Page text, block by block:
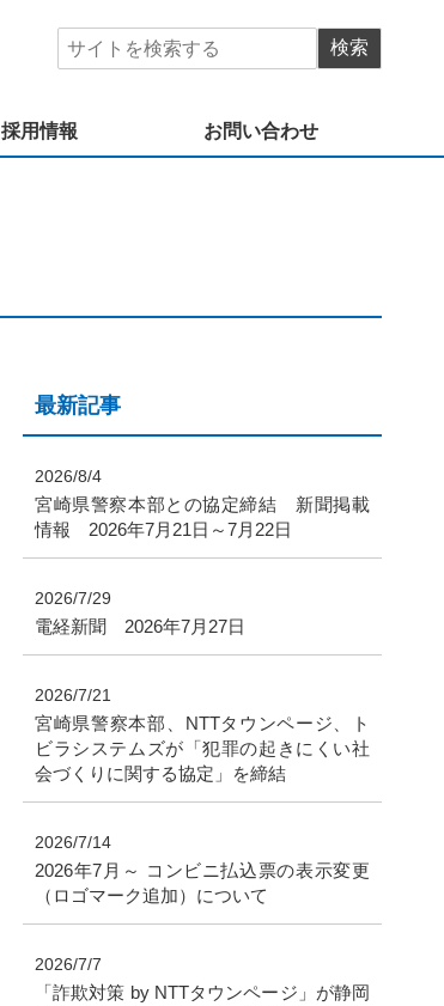
採用情報 お問い合わせ
最新記事
2026/8/4
宮崎県警察本部との協定締結 新聞掲載
情報 2026年7月21日～7月22日
2026/7/29
電経新聞 2026年7月27日
2026/7/21
宮崎県警察本部、NTTタウンページ、ト
ビラシステムズが「犯罪の起きにくい社
会づくりに関する協定」を締結
2026/7/14
2026年7月～ コンビニ払込票の表示変更
（ロゴマーク追加）について
2026/7/7
「詐欺対策 by NTTタウンページ」が静岡